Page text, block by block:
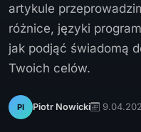
artykule
różnice, języki
jak podjąć świadomą
Twoich celów.
PI Piotr Nowicki